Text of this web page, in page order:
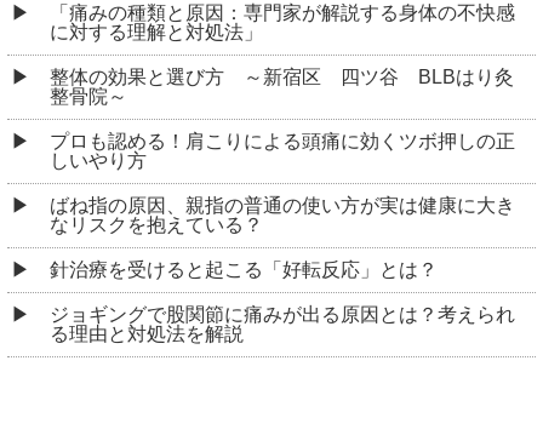
「痛みの種類と原因：専門家が解説する身体の不快感
に対する理解と対処法」
整体の効果と選び方 ～新宿区 四ツ谷 BLBはり灸
整骨院～
プロも認める！肩こりによる頭痛に効くツボ押しの正
しいやり方
ばね指の原因、親指の普通の使い方が実は健康に大き
なリスクを抱えている？
針治療を受けると起こる「好転反応」とは？
ジョギングで股関節に痛みが出る原因とは？考えられ
る理由と対処法を解説